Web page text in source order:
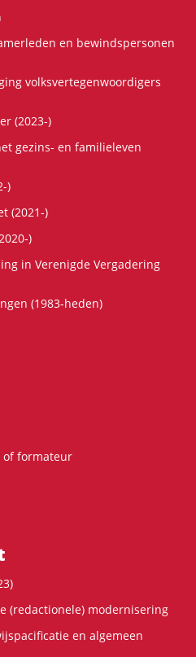
en bewindspersonen
volksvertegenwoordigers
(2023-)
gezins- en familieleven
)
(2021-)
)
in Verenigde Vergadering
(1983-heden)
of formateur
(redactionele) modernisering
en algemeen